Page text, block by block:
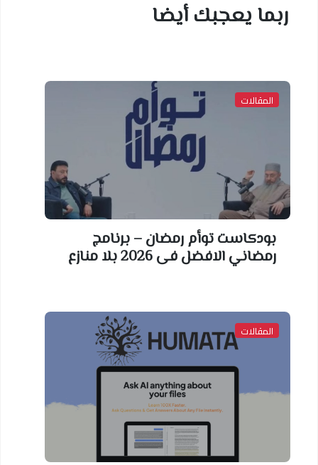
ربما يعجبك أيضا
المقالات
بودكاست توأم رمضان – برنامج
رمضاني الافضل فى 2026 بلا منازع
المقالات